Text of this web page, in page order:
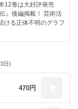
12巻は大好評発売
』後編掲載！ 芸術活
ける正体不明のグラフ
日)
470円